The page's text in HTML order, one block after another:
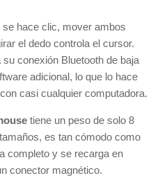
hace clic, mover ambos
el dedo controla el cursor.
conexión Bluetooth de baja
adicional, lo que lo hace
con casi cualquier computadora.
tiene un peso de solo 8
es tan cómodo como
completo y se recarga en
conector magnético.